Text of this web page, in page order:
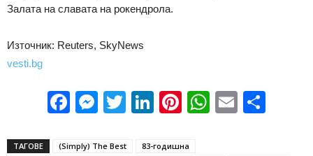
Залата на славата на рокендрола.
Източник: Reuters, SkyNews
vesti.bg
Facebook
Messenger
Twitter
LinkedIn
Pinterest
WhatsApp
Email
ТАГОВЕ (Simply) The Best
83-годишна